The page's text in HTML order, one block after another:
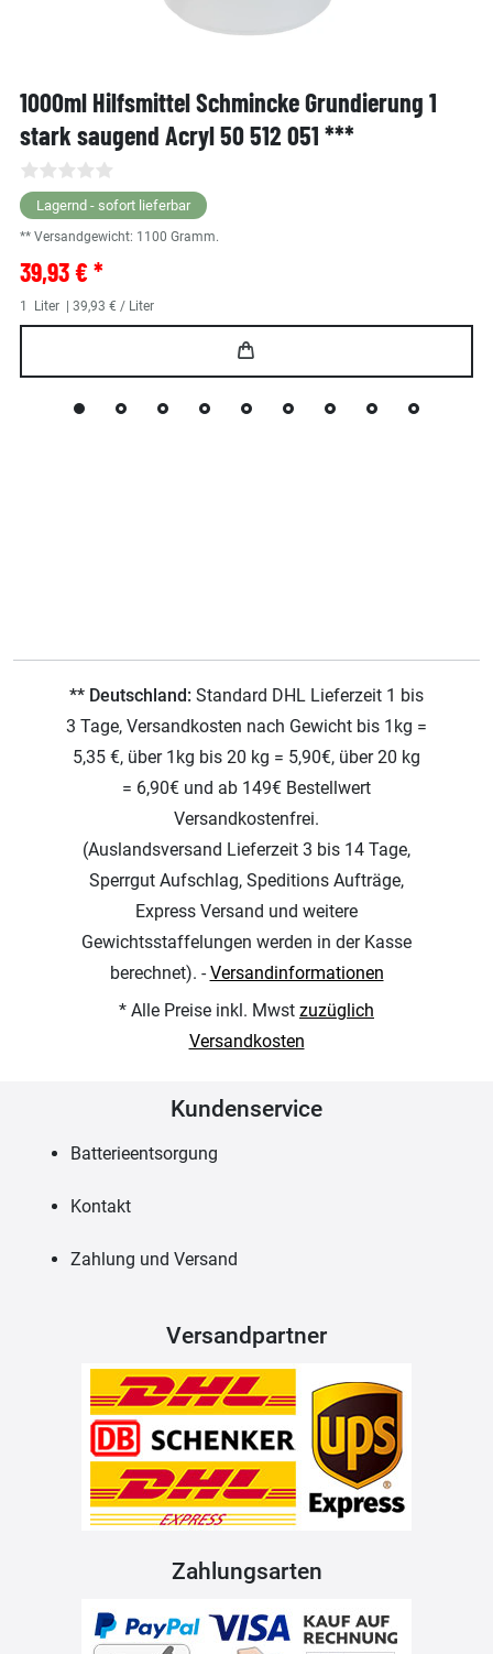
1000ml Hilfsmittel Schmincke Grundierung 1
stark saugend Acryl 50 512 051 ***
Lagernd - sofort lieferbar
** Versandgewicht: 1100 Gramm.
39,93 € *
1 Liter | 39,93 € / Liter
** Deutschland: Standard DHL Lieferzeit 1 bis
3 Tage, Versandkosten nach Gewicht bis 1kg =
5,35 €, über 1kg bis 20 kg = 5,90€, über 20 kg
= 6,90€ und ab 149€ Bestellwert
Versandkostenfrei.
(Auslandsversand Lieferzeit 3 bis 14 Tage,
Sperrgut Aufschlag, Speditions Aufträge,
Express Versand und weitere
Gewichtsstaffelungen werden in der Kasse
berechnet). -Versandinformationen
* Alle Preise inkl. Mwst zuzüglich
Versandkosten
Kundenservice
Batterieentsorgung
Kontakt
Zahlung und Versand
Versandpartner
Zahlungsarten